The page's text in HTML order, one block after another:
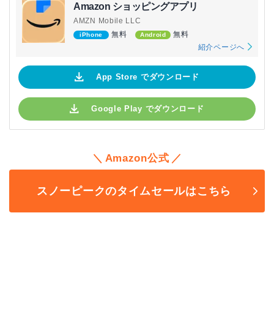
Amazon ショッピングアプリ
AMZN Mobile LLC
iPhone 無料 Android
無料
紹介ページへ
App Store でダウンロード
Google Play でダウンロード
Amazon公式
スノーピークのタイムセールはこちら